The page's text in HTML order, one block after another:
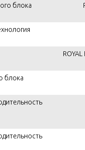
блока
ROYAL
блока